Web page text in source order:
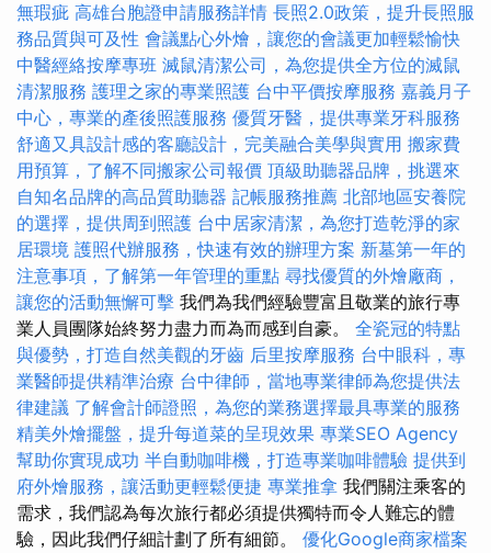
無瑕疵 高雄台胞證申請服務詳情 長照2.0政策，提升長照服
務品質與可及性 會議點心外燴，讓您的會議更加輕鬆愉快
中醫經絡按摩專班 滅鼠清潔公司，為您提供全方位的滅鼠
清潔服務 護理之家的專業照護 台中平價按摩服務 嘉義月子
中心，專業的產後照護服務 優質牙醫，提供專業牙科服務
舒適又具設計感的客廳設計，完美融合美學與實用 搬家費
用預算，了解不同搬家公司報價 頂級助聽器品牌，挑選來
自知名品牌的高品質助聽器 記帳服務推薦 北部地區安養院
的選擇，提供周到照護 台中居家清潔，為您打造乾淨的家
居環境 護照代辦服務，快速有效的辦理方案 新墓第一年的
注意事項，了解第一年管理的重點 尋找優質的外燴廠商，
讓您的活動無懈可擊 我們為我們經驗豐富且敬業的旅行專
業人員團隊始終努力盡力而為而感到自豪。 全瓷冠的特點
與優勢，打造自然美觀的牙齒 后里按摩服務 台中眼科，專
業醫師提供精準治療 台中律師，當地專業律師為您提供法
律建議 了解會計師證照，為您的業務選擇最具專業的服務
精美外燴擺盤，提升每道菜的呈現效果 專業SEO Agency
幫助你實現成功 半自動咖啡機，打造專業咖啡體驗 提供到
府外燴服務，讓活動更輕鬆便捷 專業推拿 我們關注乘客的
需求，我們認為每次旅行都必須提供獨特而令人難忘的體
驗，因此我們仔細計劃了所有細節。 優化Google商家檔案